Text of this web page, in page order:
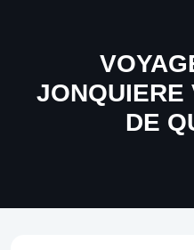
JONQUIERE
DE